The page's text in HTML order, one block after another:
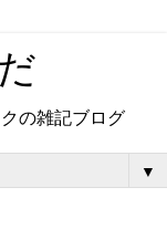
の雑記ブログ
▼